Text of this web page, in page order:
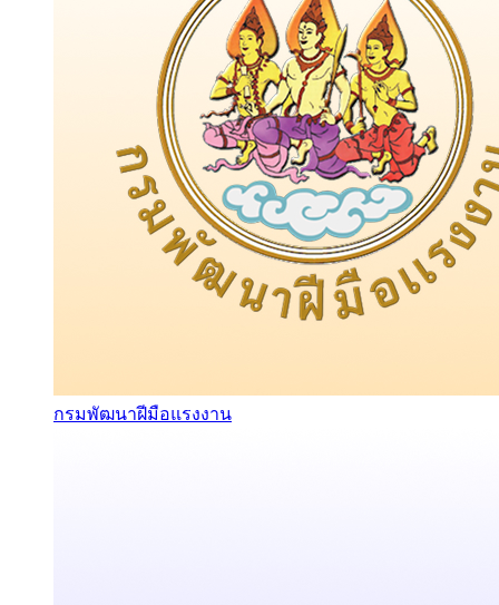
กรมพัฒนาฝีมือแรงงาน